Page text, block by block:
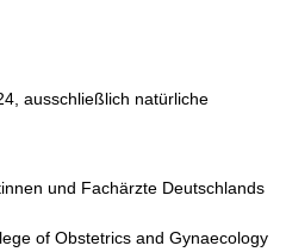
ausschließlich natürliche
und Fachärzte Deutschlands
of Obstetrics and Gynaecology